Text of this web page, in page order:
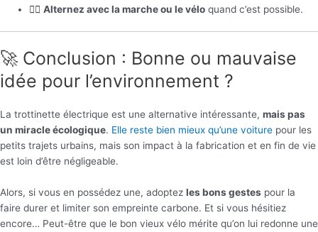
🚶‍♂️Alternez avec la marche ou le vélo quand c’est possible.
🚀 Conclusion : Bonne ou mauvaise
idée pour l’environnement ?
La trottinette électrique est une alternative intéressante, mais pas
un miracle écologique. Elle reste bien mieux qu’une voiture pour les
petits trajets urbains, mais son impact à la fabrication et en fin de vie
est loin d’être négligeable.
Alors, si vous en possédez une, adoptez les bons gestes pour la
faire durer et limiter son empreinte carbone. Et si vous hésitiez
encore… Peut-être que le bon vieux vélo mérite qu’on lui redonne une